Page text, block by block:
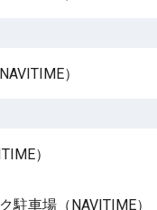
）
）
駐車場（NAVITIME）